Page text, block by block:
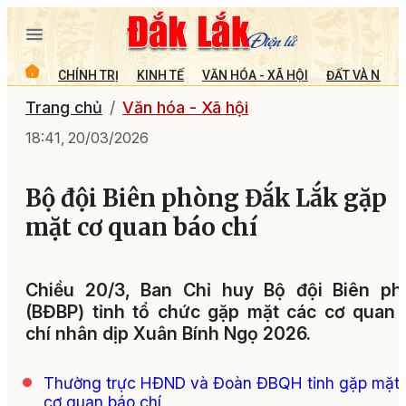
CHÍNH TRỊ KINH TẾ VĂN HÓA - XÃ HỘI ĐẤT VÀ
Trang chủ Văn hóa - Xã hội
18:41, 20/03/2026
Bộ đội Biên phòng Đắk Lắk gặp
mặt cơ quan báo chí
Chiều 20/3, Ban Chỉ huy Bộ đội Biên
(BĐBP) tỉnh tổ chức gặp mặt các cơ quan
chí nhân dịp Xuân Bính Ngọ 2026.
Thường trực HĐND và Đoàn ĐBQH tỉnh gặp mặt
cơ quan báo chí